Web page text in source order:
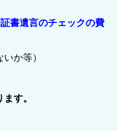
書遺言のチェックの費
か等）
す。